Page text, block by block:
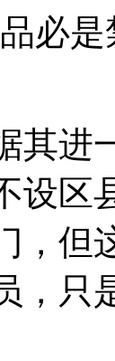
是禁
步
设区
，但
，只